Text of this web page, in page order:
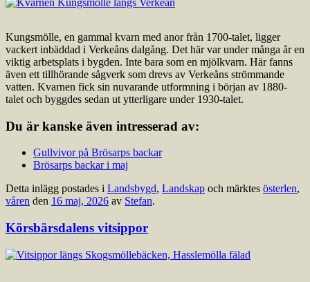
Kungsmölle, en gammal kvarn med anor från 1700-talet, ligger
vackert inbäddad i Verkeåns dalgång. Det här var under många år en
viktig arbetsplats i bygden. Inte bara som en mjölkvarn. Här fanns
även ett tillhörande sågverk som drevs av Verkeåns strömmande
vatten. Kvarnen fick sin nuvarande utformning i början av 1880-
talet och byggdes sedan ut ytterligare under 1930-talet.
Du är kanske även intresserad av:
Gullvivor på Brösarps backar
Brösarps backar i maj
Detta inlägg postades i Landsbygd, Landskap och märktes österlen,
våren den 16 maj, 2026 av Stefan.
Körsbärsdalens vitsippor